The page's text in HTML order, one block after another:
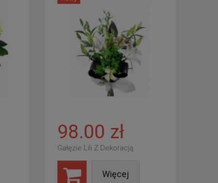
98.00 zł
Gałęzie Lili Z Dekoracją
Więcej